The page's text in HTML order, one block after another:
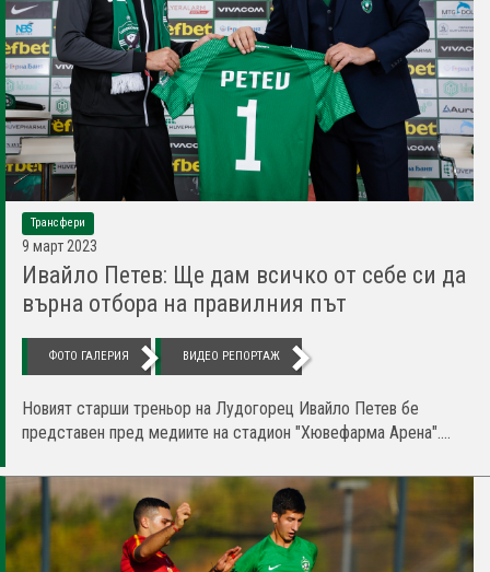
Трансфери
9 март 2023
Ивайло Петев: Ще дам всичко от себе си да
върна отбора на правилния път
ФОТО ГАЛЕРИЯ ВИДЕО РЕПОРТАЖ
Новият старши треньор на Лудогорец Ивайло Петев бе
представен пред медиите на стадион "Хювефарма Арена"....